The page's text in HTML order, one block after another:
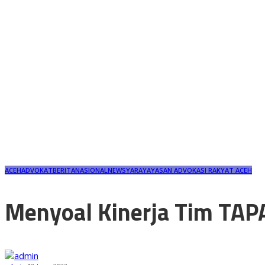
ACEHADVOKATBERITANASIONALNEWSYARAYAYASAN ADVOKASI RAKYAT ACEH
Menyoal Kinerja Tim